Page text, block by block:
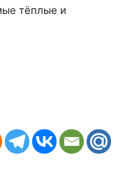
тёплые и